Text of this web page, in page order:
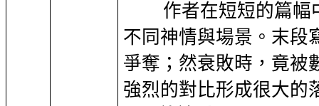
作者在短短的篇幅
不同神情與場景。末段
爭奪；然衰敗時，竟被
強烈的對比形成很大的